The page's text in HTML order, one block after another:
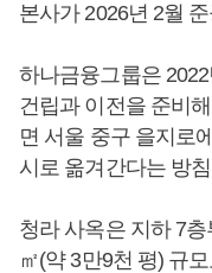
본사가 2026년 2월
하나금융그룹은
건립과 이전을 준비
면 서울 중구 을지로
시로 옮겨간다는 방
청라 사옥은 지하 7
㎡(약 3만9천 평) 규